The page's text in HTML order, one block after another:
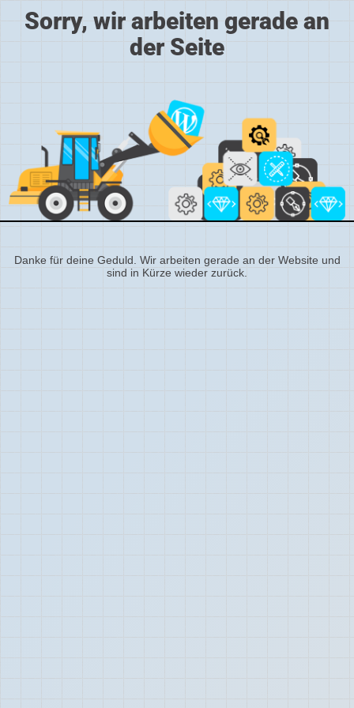
Sorry, wir arbeiten gerade an
der Seite
Danke für deine Geduld. Wir arbeiten gerade an der Website und
sind in Kürze wieder zurück.